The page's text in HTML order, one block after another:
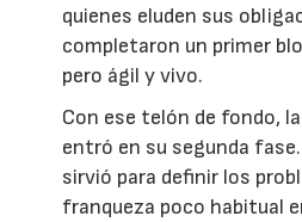
quienes eluden sus
completaron un primer
pero ágil y vivo.
Con ese telón de fondo,
entró en su segunda
sirvió para definir los
franqueza poco habitual